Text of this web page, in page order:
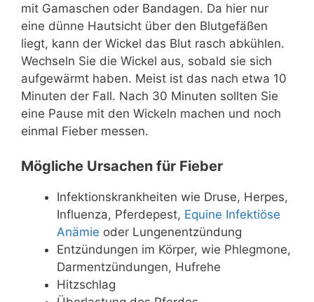
mit Gamaschen oder Bandagen. Da hier nur
eine dünne Hautsicht über den Blutgefäßen
liegt, kann der Wickel das Blut rasch abkühlen.
Wechseln Sie die Wickel aus, sobald sie sich
aufgewärmt haben. Meist ist das nach etwa 10
Minuten der Fall. Nach 30 Minuten sollten Sie
eine Pause mit den Wickeln machen und noch
einmal Fieber messen.
Mögliche Ursachen für Fieber
Infektionskrankheiten wie Druse, Herpes,
Influenza, Pferdepest, Equine Infektiöse
Anämie oder Lungenentzündung
Entzündungen im Körper, wie Phlegmone,
Darmentzündungen, Hufrehe
Hitzschlag